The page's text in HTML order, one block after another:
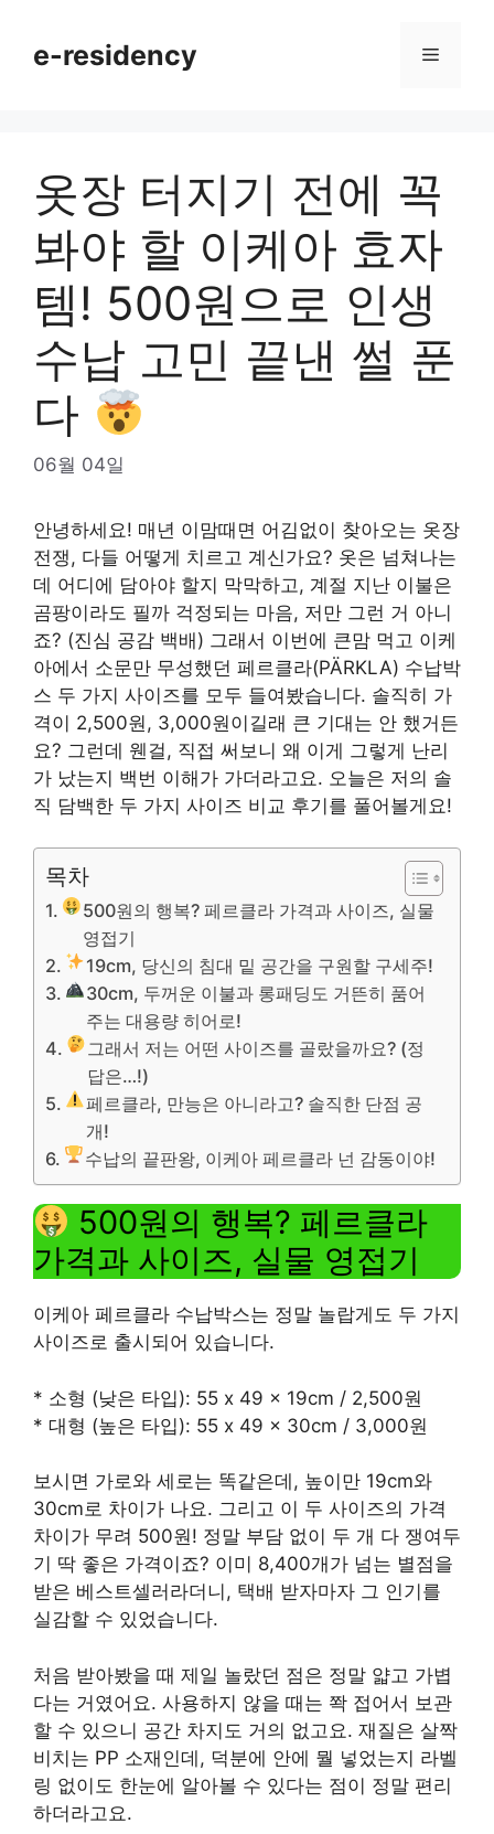
contente-residency Menu
옷장 터지기 전에 꼭
봐야 할 이케아 효자
템! 500원으로 인생
수납 고민 끝낸 썰 푼
다
06월 04일
안녕하세요! 매년 이맘때면 어김없이 찾아오는 옷장
전쟁, 다들 어떻게 치르고 계신가요? 옷은 넘쳐나는
데 어디에 담아야 할지 막막하고, 계절 지난 이불은
곰팡이라도 필까 걱정되는 마음, 저만 그런 거 아니
죠? (진심 공감 백배) 그래서 이번에 큰맘 먹고 이케
아에서 소문만 무성했던 페르클라(PÄRKLA) 수납박
스 두 가지 사이즈를 모두 들여봤습니다. 솔직히 가
격이 2,500원, 3,000원이길래 큰 기대는 안 했거든
요? 그런데 웬걸, 직접 써보니 왜 이게 그렇게 난리
가 났는지 백번 이해가 가더라고요. 오늘은 저의 솔
직 담백한 두 가지 사이즈 비교 후기를 풀어볼게요!
목차
500원의 행복? 페르클라 가격과 사이즈, 실물
영접기
19cm, 당신의 침대 밑 공간을 구원할 구세주!
30cm, 두꺼운 이불과 롱패딩도 거뜬히 품어
주는 대용량 히어로!
그래서 저는 어떤 사이즈를 골랐을까요? (정
답은…!)
페르클라, 만능은 아니라고? 솔직한 단점 공
개!
수납의 끝판왕, 이케아 페르클라 넌 감동이야!
500원의 행복? 페르클라
가격과 사이즈, 실물 영접기
이케아 페르클라 수납박스는 정말 놀랍게도 두 가지
사이즈로 출시되어 있습니다.
* 소형 (낮은 타입): 55 x 49 x 19cm / 2,500원
* 대형 (높은 타입): 55 x 49 x 30cm / 3,000원
보시면 가로와 세로는 똑같은데, 높이만 19cm와
30cm로 차이가 나요. 그리고 이 두 사이즈의 가격
차이가 무려 500원! 정말 부담 없이 두 개 다 쟁여두
기 딱 좋은 가격이죠? 이미 8,400개가 넘는 별점을
받은 베스트셀러라더니, 택배 받자마자 그 인기를
실감할 수 있었습니다.
처음 받아봤을 때 제일 놀랐던 점은 정말 얇고 가볍
다는 거였어요. 사용하지 않을 때는 쫙 접어서 보관
할 수 있으니 공간 차지도 거의 없고요. 재질은 살짝
비치는 PP 소재인데, 덕분에 안에 뭘 넣었는지 라벨
링 없이도 한눈에 알아볼 수 있다는 점이 정말 편리
하더라고요.